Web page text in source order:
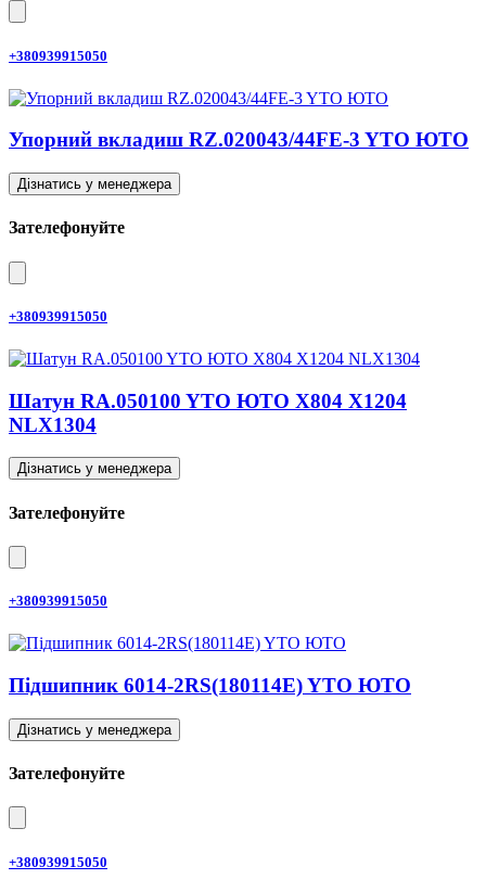
+380939915050
Упорний вкладиш RZ.020043/44FE-3 YTO ЮТО
Дізнатись у менеджера
Зателефонуйте
+380939915050
Шатун RA.050100 YTO ЮТО X804 X1204
NLX1304
Дізнатись у менеджера
Зателефонуйте
+380939915050
Підшипник 6014-2RS(180114E) YTO ЮТО
Дізнатись у менеджера
Зателефонуйте
+380939915050